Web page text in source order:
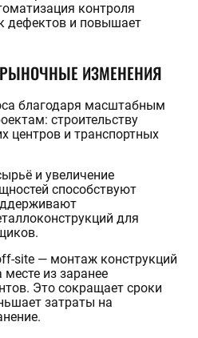
контроля
дефектов и повышает
ИЗМЕНЕНИЯ
благодаря масштабным
строительству
центров и транспортных
и увеличение
способствуют
для
site — монтаж конструкций
из заранее
Это сокращает сроки
затраты на